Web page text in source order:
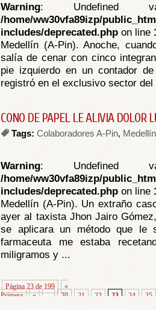
Warning: Undefined
/home/ww30vfa89izp/
includes/deprecated.php on line
Medellín (A-Pin). Anoche,
salía de cenar con cinco
pie izquierdo en un contador
registró en el exclusivo sector
CONO DE PAPEL LE ALIVIA DOLOR
Tags: Colaboradores A-Pin, Medellín
Warning: Undefined
/home/ww30vfa89izp/
includes/deprecated.php on line
Medellín (A-Pin). Un extraño
ayer al taxista Jhon Jairo
se aplicara un método que le
farmaceuta me estaba
miligramos y ...
Página 23 de 199
«
Primera
« ... 20 21 22 23 24 25